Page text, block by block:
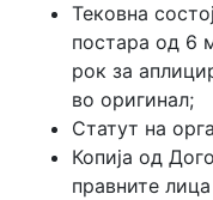
Тековна
постара од 6
рок за
во оригинал;
Статут на
Копија од
правните